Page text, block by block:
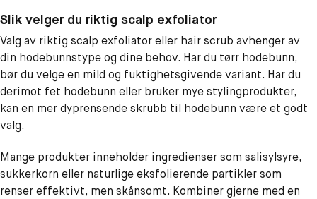
Slik velger du riktig scalp exfoliator
Valg av riktig scalp exfoliator eller hair scrub avhenger av
din hodebunnstype og dine behov. Har du tørr hodebunn,
bør du velge en mild og fuktighetsgivende variant. Har du
derimot fet hodebunn eller bruker mye stylingprodukter,
kan en mer dyprensende skrubb til hodebunn være et godt
valg.
Mange produkter inneholder ingredienser som salisylsyre,
sukkerkorn eller naturlige eksfolierende partikler som
renser effektivt, men skånsomt. Kombiner gjerne med en